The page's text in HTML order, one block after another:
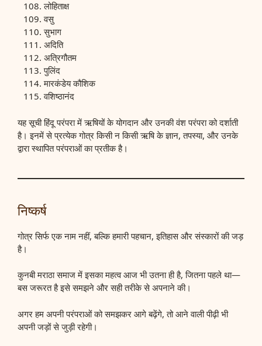
लोहिताक्ष
वसु
सुभाग
अदिति
अत्रिगौतम
पुलिंद
मारकंडेय कौशिक
वशिष्ठानंद
यह सूची हिंदू परंपरा में ऋषियों के योगदान और उनकी वंश परंपरा को दर्शाती
है। इनमें से प्रत्येक गोत्र किसी न किसी ऋषि के ज्ञान, तपस्या, और उनके
द्वारा स्थापित परंपराओं का प्रतीक है।
निष्कर्ष
गोत्र सिर्फ एक नाम नहीं, बल्कि हमारी पहचान, इतिहास और संस्कारों की जड़
है।
कुनबी मराठा समाज में इसका महत्व आज भी उतना ही है, जितना पहले था—
बस जरूरत है इसे समझने और सही तरीके से अपनाने की।
अगर हम अपनी परंपराओं को समझकर आगे बढ़ेंगे, तो आने वाली पीढ़ी भी
अपनी जड़ों से जुड़ी रहेगी।